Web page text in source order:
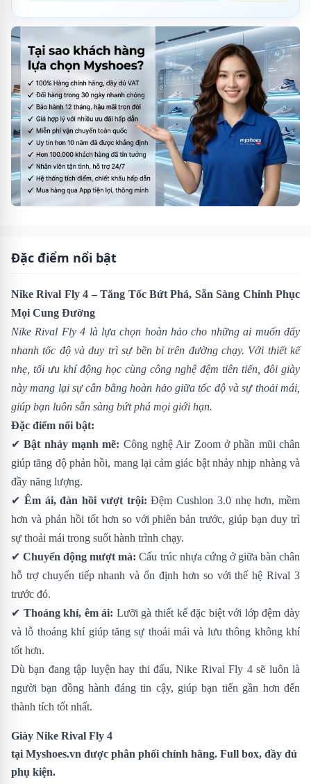
Đặc điểm nổi bật
Nike Rival Fly 4 – Tăng Tốc Bứt Phá, Sẵn Sàng Chinh Phục
Mọi Cung Đường
Nike Rival Fly 4 là lựa chọn hoàn hảo cho những ai muốn đẩy
nhanh tốc độ và duy trì sự bền bỉ trên đường chạy. Với thiết kế
nhẹ, tối ưu khí động học cùng công nghệ đệm tiên tiến, đôi giày
này mang lại sự cân bằng hoàn hảo giữa tốc độ và sự thoải mái,
giúp bạn luôn sẵn sàng bứt phá mọi giới hạn.
Đặc điểm nổi bật:
✔Bật nhảy mạnh mẽ: Công nghệ Air Zoom ở phần mũi chân
giúp tăng độ phản hồi, mang lại cảm giác bật nhảy nhịp nhàng và
đầy năng lượng.
✔ Êm ái, đàn hồi vượt trội: Đệm Cushlon 3.0 nhẹ hơn, mềm
hơn và phản hồi tốt hơn so với phiên bản trước, giúp bạn duy trì
sự thoải mái trong suốt hành trình chạy.
✔Chuyển động mượt mà: Cấu trúc nhựa cứng ở giữa bàn chân
hỗ trợ chuyển tiếp nhanh và ổn định hơn so với thế hệ Rival 3
trước đó.
✔ Thoáng khí, êm ái: Lưỡi gà thiết kế đặc biệt với lớp đệm dày
và lỗ thoáng khí giúp tăng sự thoải mái và lưu thông không khí
tốt hơn.
Dù bạn đang tập luyện hay thi đấu, Nike Rival Fly 4 sẽ luôn là
người bạn đồng hành đáng tin cậy, giúp bạn tiến gần hơn đến
thành tích tốt nhất.
Giày Nike Rival Fly 4
tại Myshoes.vn được phân phối chính hãng. Full box, đầy đủ
phụ kiện.